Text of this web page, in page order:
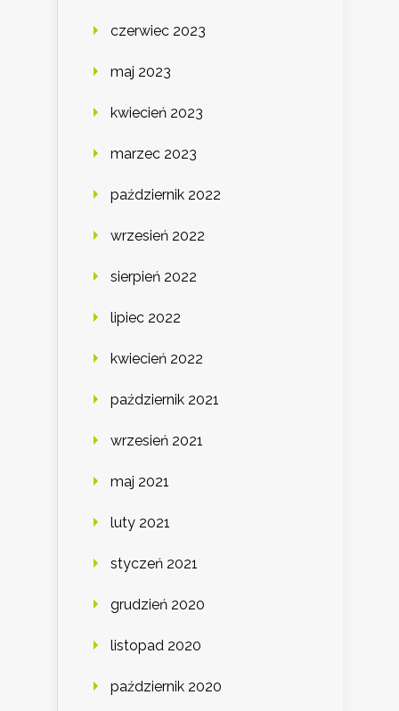
czerwiec 2023
maj 2023
kwiecień 2023
marzec 2023
październik 2022
wrzesień 2022
sierpień 2022
lipiec 2022
kwiecień 2022
październik 2021
wrzesień 2021
maj 2021
luty 2021
styczeń 2021
grudzień 2020
listopad 2020
październik 2020